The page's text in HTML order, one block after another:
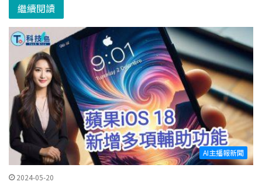
繼續閱讀
AI主播報新聞
2024-05-20